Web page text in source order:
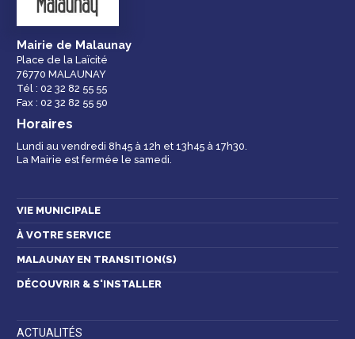
Espace famille
Mairie de Malaunay
Place de la Laïcité
76770 MALAUNAY
Tél : 02 32 82 55 55
Fax : 02 32 82 55 50
Horaires
Lundi au vendredi 8h45 à 12h et 13h45 à 17h30.
La Mairie est fermée le samedi.
VIE MUNICIPALE
À VOTRE SERVICE
MALAUNAY EN TRANSITION(S)
DÉCOUVRIR & S'INSTALLER
ACTUALITÉS